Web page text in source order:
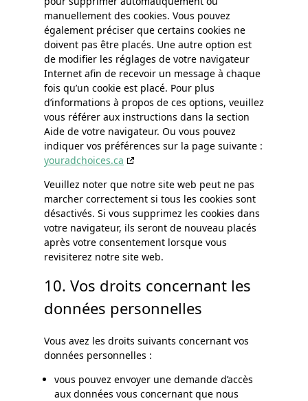
manuellement des cookies. Vous pouvez
également préciser que certains cookies ne
doivent pas être placés. Une autre option est
de modifier les réglages de votre navigateur
Internet afin de recevoir un message à chaque
fois qu’un cookie est placé. Pour plus
d’informations à propos de ces options, veuillez
vous référer aux instructions dans la section
Aide de votre navigateur. Ou vous pouvez
indiquer vos préférences sur la page suivante :
youradchoices.ca
Veuillez noter que notre site web peut ne pas
marcher correctement si tous les cookies sont
désactivés. Si vous supprimez les cookies dans
votre navigateur, ils seront de nouveau placés
après votre consentement lorsque vous
revisiterez notre site web.
10. Vos droits concernant les
données personnelles
Vous avez les droits suivants concernant vos
données personnelles :
vous pouvez envoyer une demande d’accès
aux données vous concernant que nous